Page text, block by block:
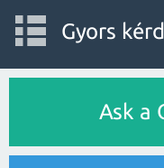
Gyors
Ask a